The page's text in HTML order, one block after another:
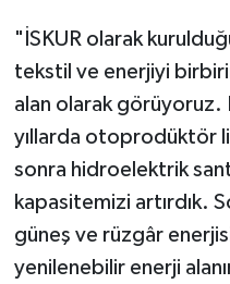
"İSKUR olarak
tekstil ve enerjiyi
alan olarak görüyoruz.
yıllarda otoprodüktör
sonra hidroelektrik
kapasitemizi artırdık.
güneş ve rüzgâr
yenilenebilir enerji